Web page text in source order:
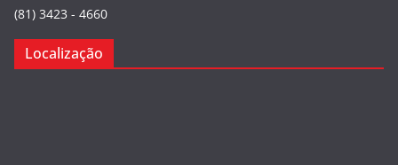
(81) 3423 - 4660
Localização